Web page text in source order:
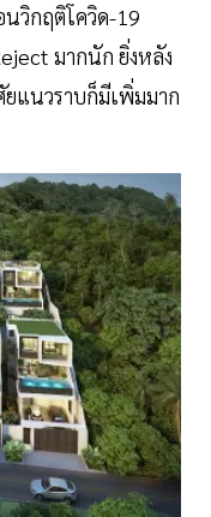
วิกฤติโควิด-19
มากนัก ยิ่งหลัง
ยแนวราบก็มีเพิ่มมาก